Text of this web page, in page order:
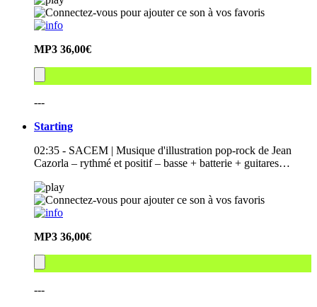
MP3 36,00€
---
Starting
02:35 - SACEM | Musique d'illustration pop-rock de Jean
Cazorla – rythmé et positif – basse + batterie + guitares…
MP3 36,00€
---